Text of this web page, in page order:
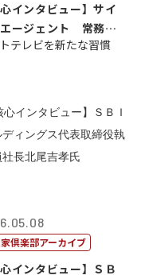
心インタビュー】サイ
ージェント 常務取
小池政...
テレビを新たな習慣
倶楽部アーカイブ
心インタビュー】ＳＢ